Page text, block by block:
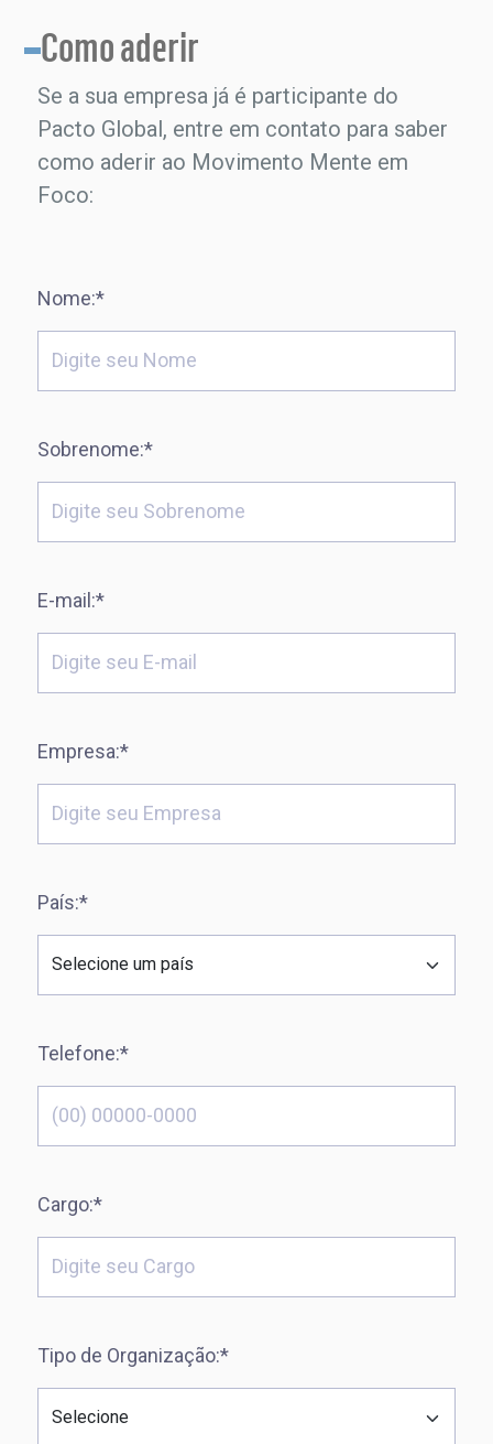
Como aderir
Se a sua empresa já é participante do
Pacto Global, entre em contato para saber
como aderir ao Movimento Mente em
Foco:
Nome:*
Sobrenome:*
E-mail:*
Empresa:*
País:*
Telefone:*
Cargo:*
Tipo de Organização:*